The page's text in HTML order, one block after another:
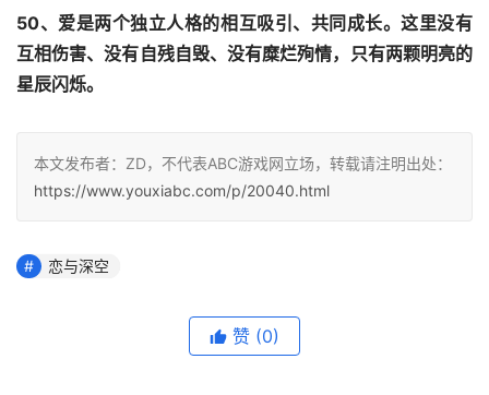
50、爱是两个独立人格的相互吸引、共同成长。这里没有
互相伤害、没有自残自毁、没有糜烂殉情，只有两颗明亮的
星辰闪烁。
本文发布者：ZD，不代表ABC游戏网立场，转载请注明出处：
https://www.youxiabc.com/p/20040.html
恋与深空
赞 (0)